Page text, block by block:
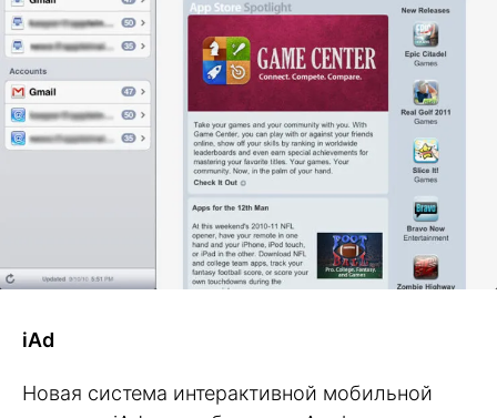
iAd
Новая система интерактивной мобильной